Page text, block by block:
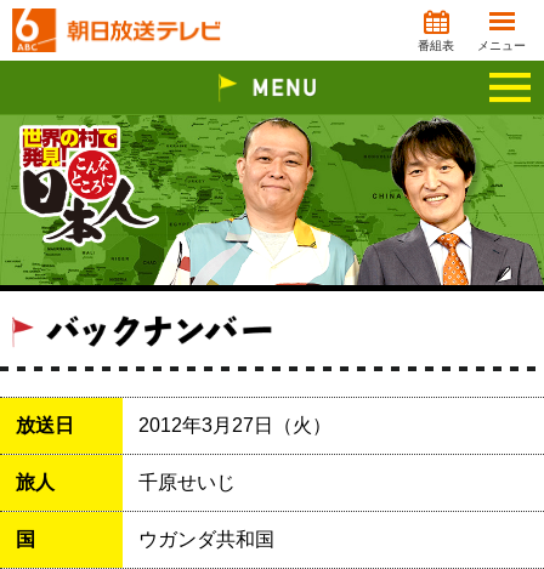
番組表 メニュー
放送日 2012年3月27日（火）
旅人 千原せいじ
国 ウガンダ共和国